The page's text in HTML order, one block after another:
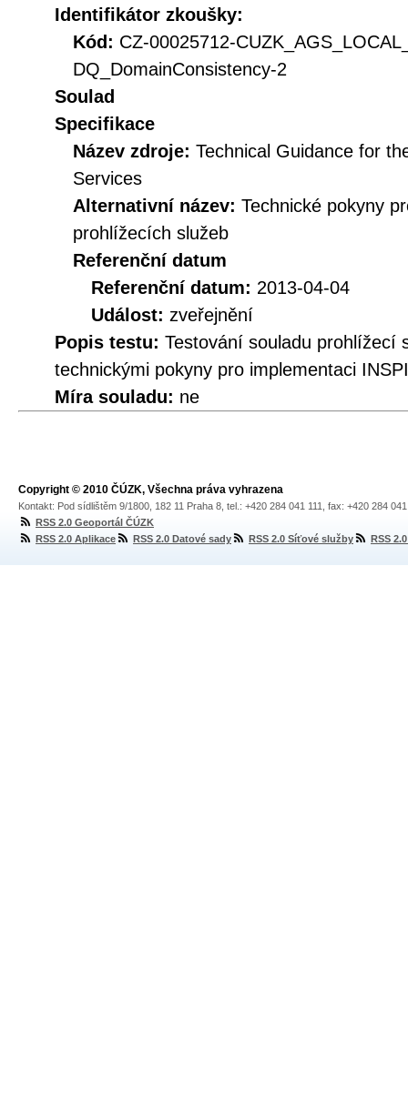
Identifikátor zkoušky:
Kód: CZ-00025712-
DQ_DomainConsistency-2
Soulad
Specifikace
Název zdroje: Technical Guidance for
Services
Alternativní název: Technické pokyny
prohlížecích služeb
Referenční datum
Referenční datum: 2013-04-04
Událost: zveřejnění
Popis testu: Testování souladu prohlížecí
technickými pokyny pro implementaci
Míra souladu: ne
Copyright © 2010 ČÚZK, Všechna práva vyhrazena
Kontakt: Pod sídlištěm 9/1800, 182 11 Praha 8, tel.: +420 284 041 111, fax: +420 284
RSS 2.0 Geoportál ČÚZK
RSS 2.0 Aplikace
RSS 2.0 Datové sady RSS 2.0 Síťové služby RSS